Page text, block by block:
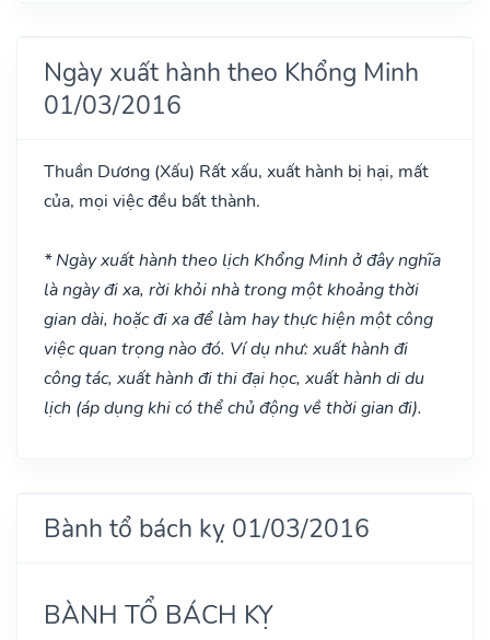
Ngày xuất hành theo Khổng Minh
01/03/2016
Thuần Dương (Xấu) Rất xấu, xuất hành bị hại, mất
của, mọi việc đều bất thành.
* Ngày xuất hành theo lịch Khổng Minh ở đây nghĩa
là ngày đi xa, rời khỏi nhà trong một khoảng thời
gian dài, hoặc đi xa để làm hay thực hiện một công
việc quan trọng nào đó. Ví dụ như: xuất hành đi
công tác, xuất hành đi thi đại học, xuất hành di du
lịch (áp dụng khi có thể chủ động về thời gian đi).
Bành tổ bách kỵ 01/03/2016
BÀNH TỔ BÁCH KỴ